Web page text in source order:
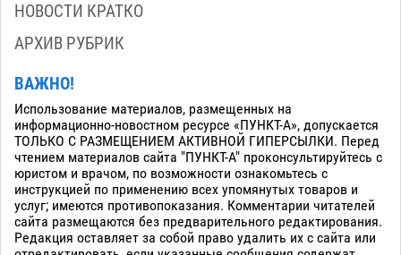
НОВОСТИ КРАТКО
АРХИВ РУБРИК
ВАЖНО!
Использование материалов, размещенных на
информационно-новостном ресурсе «ПУНКТ-А», допускается
ТОЛЬКО С РАЗМЕЩЕНИЕМ АКТИВНОЙ ГИПЕРСЫЛКИ. Перед
чтением материалов сайта "ПУНКТ-А" проконсультируйтесь с
юристом и врачом, по возможности ознакомьтесь с
инструкцией по применению всех упомянутых товаров и
услуг; имеются противопоказания. Комментарии читателей
сайта размещаются без предварительного редактирования.
Редакция оставляет за собой право удалить их с сайта или